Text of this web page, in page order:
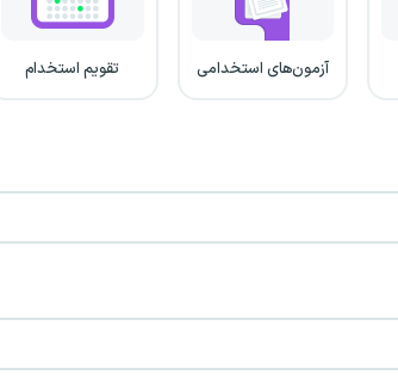
آزمون‌های استخدامی تقویم استخدام